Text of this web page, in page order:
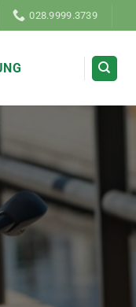
028.9999.3739